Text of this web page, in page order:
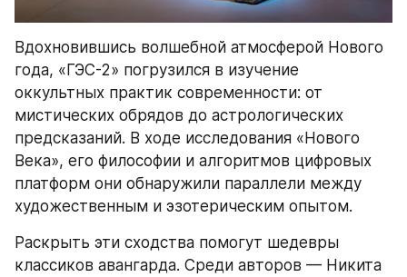
Вдохновившись волшебной атмосферой Нового
года, «ГЭС-2» погрузился в изучение
оккультных практик современности: от
мистических обрядов до астрологических
предсказаний. В ходе исследования «Нового
Века», его философии и алгоритмов цифровых
платформ они обнаружили параллели между
художественным и эзотерическим опытом.
Раскрыть эти сходства помогут шедевры
классиков авангарда. Среди авторов — Никита